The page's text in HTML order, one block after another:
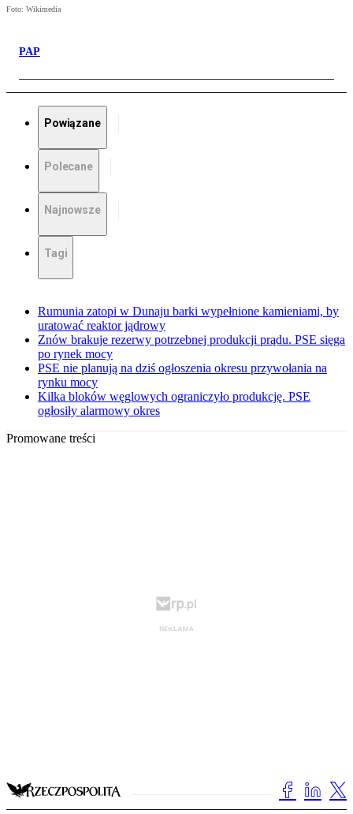
Foto: Wikimedia
PAP
Powiązane
Polecane
Najnowsze
Tagi
Rumunia zatopi w Dunaju barki wypełnione kamieniami, by
uratować reaktor jądrowy
Znów brakuje rezerwy potrzebnej produkcji prądu. PSE sięga
po rynek mocy
PSE nie planują na dziś ogłoszenia okresu przywołania na
rynku mocy
Kilka bloków węglowych ograniczyło produkcję. PSE
ogłosiły alarmowy okres
Promowane treści